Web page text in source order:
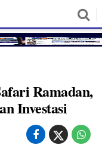
Ramadan,
Investasi